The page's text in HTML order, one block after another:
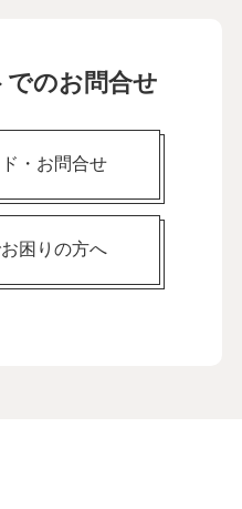
のお問合せ
・お問合せ
困りの方へ